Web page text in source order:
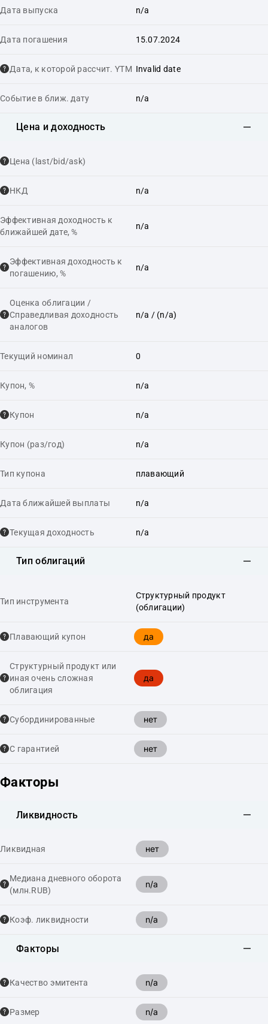
Дата выпуска n/a
Дата погашения 15.07.2024
Дата, к которой рассчит. YTM Invalid date
Событие в ближ. дату n/a
Цена и доходность
Цена (last/bid/ask)
НКД n/a
Эффективная доходность к
ближайшей дате, %
n/a
Эффективная доходность к
погашению, %
n/a
Оценка облигации /
Справедливая доходность
аналогов
n/a / (n/a)
Текущий номинал 0
Купон, % n/a
Купон n/a
Купон (раз/год) n/a
Тип купона плавающий
Дата ближайшей выплаты n/a
Текущая доходность n/a
Тип облигаций
Тип инструмента
Структурный продукт
(облигации)
Плавающий купон да
Структурный продукт или
иная очень сложная
облигация
да
Cубординированные нет
С гарантией нет
Факторы
Ликвидность
Ликвидная нет
Медиана дневного оборота
(млн.RUB)
n/a
Коэф. ликвидности n/a
Факторы
Качество эмитента n/a
Размер n/a